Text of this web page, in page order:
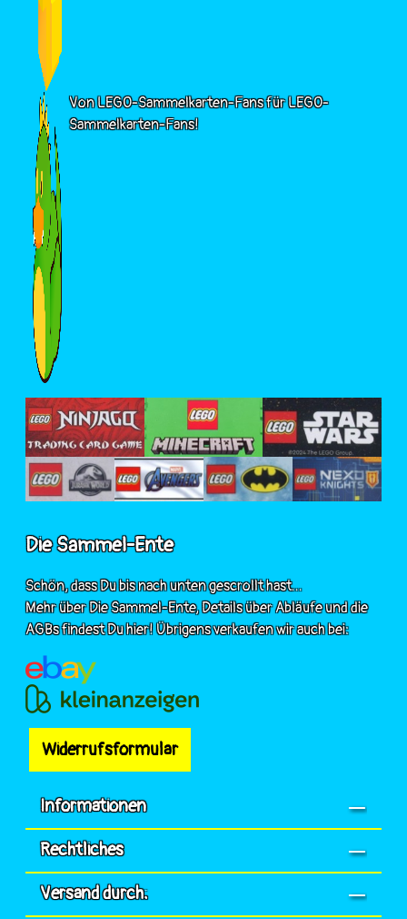
Von LEGO-Sammelkarten-Fans für LEGO-
Sammelkarten-Fans!
Die Sammel-Ente
Schön, dass Du bis nach unten gescrollt hast...
Mehr über Die Sammel-Ente, Details über Abläufe und die
AGBs findest Du hier! Übrigens verkaufen wir auch bei:
Widerrufsformular
Informationen
Rechtliches
Versand durch: